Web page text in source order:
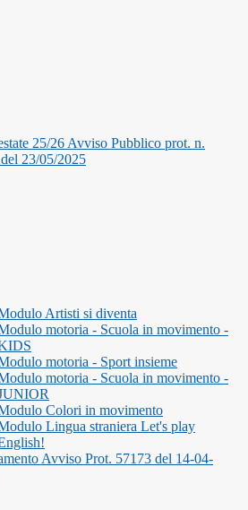
25/26 Avviso Pubblico prot. n.
23/05/2025
Artisti si diventa
motoria - Scuola in movimento -
motoria - Sport insieme
motoria - Scuola in movimento -
Colori in movimento
Lingua straniera Let's play
Avviso Prot. 57173 del 14-04-